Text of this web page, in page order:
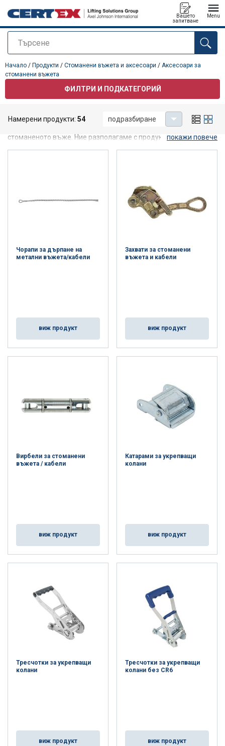
Търсене
Вашето
запитване
Menu
е добавен към вашето запитване
Начало / Продукти / Стоманени въжета и аксесоари / Аксесоари за
стоманени въжета
ФИЛТРИ И ПОДКАТЕГОРИЙ
Аксесоарите са важна част от комплектоването на
стоманеното въже. Ние разполагаме с продуктите и знанията,
покажи повече
Намерени продукти: 54 подразбиране
Чорапи за дърпане на
метални въжета/кабели
виж продукт
Захвати за стоманени
въжета и кабели
виж продукт
Вирбели за стоманени
въжета / кабели
виж продукт
Катарами за укрепващи
колани
виж продукт
Тресчотки за укрепващи
колани
виж продукт
Тресчотки за укрепващи
колани без CR6
виж продукт